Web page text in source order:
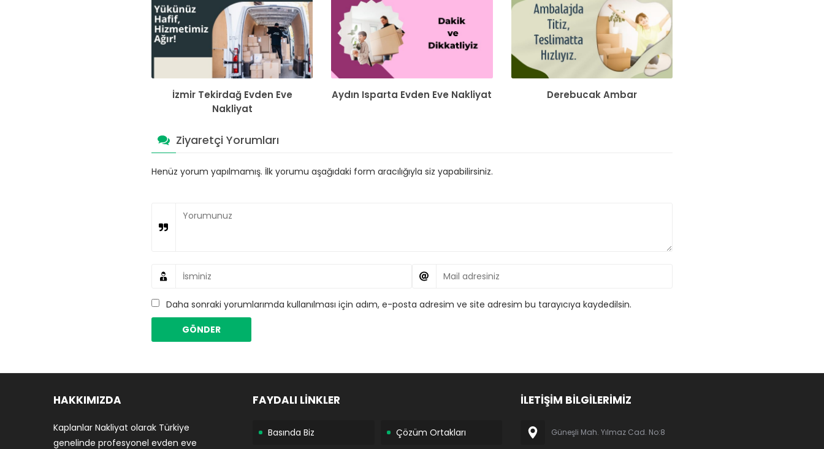
İzmir Tekirdağ Evden Eve
Nakliyat
Aydın Isparta Evden Eve Nakliyat Derebucak Ambar
Ziyaretçi Yorumları
Henüz yorum yapılmamış. İlk yorumu aşağıdaki form aracılığıyla siz yapabilirsiniz.
Daha sonraki yorumlarımda kullanılması için adım, e-posta adresim ve site adresim bu tarayıcıya kaydedilsin.
HAKKIMIZDA
Kaplanlar Nakliyat olarak Türkiye
genelinde profesyonel evden eve
FAYDALI LİNKLER
Basında Biz Çözüm Ortakları
İLETİŞİM BİLGİLERİMİZ
Güneşli Mah. Yılmaz Cad. No:8